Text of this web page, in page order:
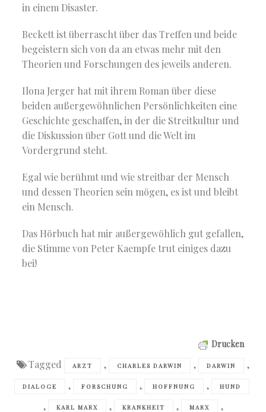
in einem Disaster.
Beckett ist überrascht über das Treffen und beide
begeistern sich von da an etwas mehr mit den
Theorien und Forschungen des jeweils anderen.
Ilona Jerger hat mit ihrem Roman über diese
beiden außergewöhnlichen Persönlichkeiten eine
Geschichte geschaffen, in der die Streitkultur und
die Diskussion über Gott und die Welt im
Vordergrund steht.
Egal wie berühmt und wie streitbar der Mensch
und dessen Theorien sein mögen, es ist und bleibt
ein Mensch.
Das Hörbuch hat mir außergewöhlich gut gefallen,
die Stimme von Peter Kaempfe trut einiges dazu
bei!
Drucken
Tagged ARZT , CHARLES DARWIN , DARWIN ,
DIALOGE , FORSCHUNG , HOFFNUNG , HUND
, KARL MARX , KRANKHEIT , MARX ,